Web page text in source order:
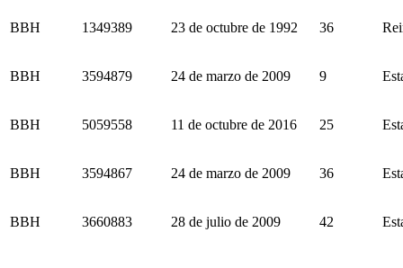
BBH 1349389 23 de octubre de 1992 36
BBH 3594879 24 de marzo de 2009 9
BBH 5059558 11 de octubre de 2016 25
BBH 3594867 24 de marzo de 2009 36
BBH 3660883 28 de julio de 2009 42